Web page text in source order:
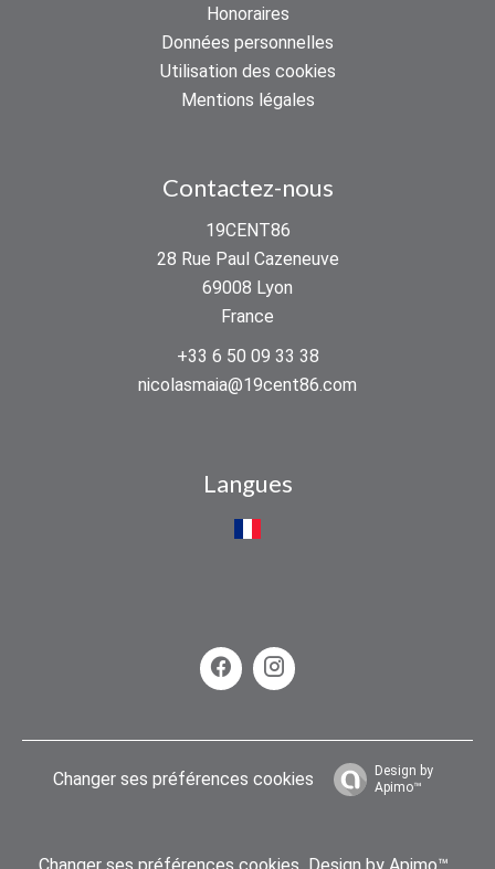
Honoraires
Données personnelles
Utilisation des cookies
Mentions légales
Contactez-nous
19CENT86
28 Rue Paul Cazeneuve
69008 Lyon
France
+33 6 50 09 33 38
nicolasmaia@19cent86.com
Langues
Changer ses préférences cookies
Design by
Apimo™